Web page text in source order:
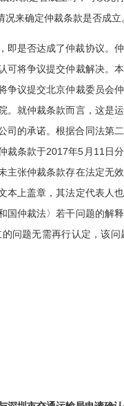
来确定仲裁条款是否成立
是否达成了仲裁协议。
将争议提交仲裁解决。
议提交北京仲裁委员会
就仲裁条款而言，这是
的承诺。根据合同法第
条款于2017年5月11日
张仲裁条款存在法定无
上盖章，其法定代表人
仲裁法〉若干问题的解
问题无需再行认定，该